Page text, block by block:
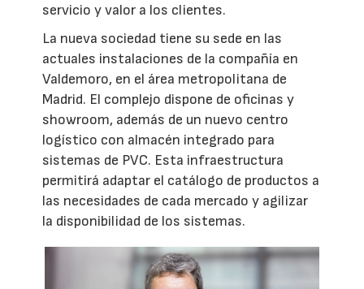
servicio y valor a los clientes.
La nueva sociedad tiene su sede en las
actuales instalaciones de la compañía en
Valdemoro, en el área metropolitana de
Madrid. El complejo dispone de oficinas y
showroom, además de un nuevo centro
logístico con almacén integrado para
sistemas de PVC. Esta infraestructura
permitirá adaptar el catálogo de productos a
las necesidades de cada mercado y agilizar
la disponibilidad de los sistemas.